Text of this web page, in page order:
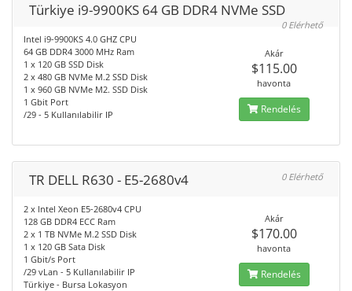
Türkiye i9-9900KS 64 GB DDR4 NVMe SSD
0 Elérhető
Intel i9-9900KS 4.0 GHZ CPU
64 GB DDR4 3000 MHz Ram
1 x 120 GB SSD Disk
2 x 480 GB NVMe M.2 SSD Disk
1 x 960 GB NVMe M2. SSD Disk
1 Gbit Port
/29 - 5 Kullanılabilir IP
Akár
$115.00
havonta
Rendelés
TR DELL R630 - E5-2680v4 0 Elérhető
2 x Intel Xeon E5-2680v4 CPU
128 GB DDR4 ECC Ram
2 x 1 TB NVMe M.2 SSD Disk
1 x 120 GB Sata Disk
1 Gbit/s Port
/29 vLan - 5 Kullanılabilir IP
Türkiye - Bursa Lokasyon
Akár
$170.00
havonta
Rendelés